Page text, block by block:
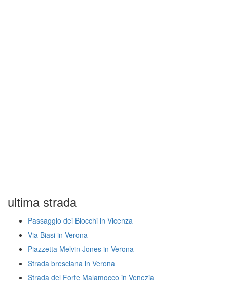
ultima strada
Passaggio dei Blocchi in Vicenza
Via Biasi in Verona
Piazzetta Melvin Jones in Verona
Strada bresciana in Verona
Strada del Forte Malamocco in Venezia